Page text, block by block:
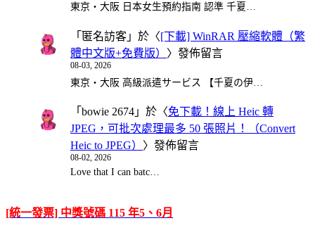
東京・大阪 日本女生預約指南 認準 千夏…
「 匿名訪客 」於〈[下載] WinRAR 壓縮軟體（繁
體中文版+免費版） 〉發佈留言
08-03, 2026
東京・大阪 高級派遣サービス 【千夏の伊…
「 bowie 2674 」於〈免下載！線上 Heic 轉
JPEG，可批次處理最多 50 張照片！（Convert
Heic to JPEG） 〉發佈留言
08-02, 2026
Love that I can batc…
[統一發票] 中獎號碼 115 年5、6月